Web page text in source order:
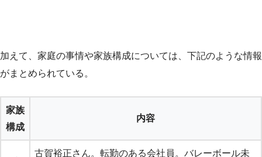
加えて、家庭の事情や家族構成については、下記のような情報
がまとめられている。
家族
構成
内容
古賀裕正さん。転勤のある会社員。バレーボール未